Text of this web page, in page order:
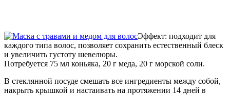
Эффект: подходит для
каждого типа волос, позволяет сохранить естественный блеск
и увеличить густоту шевелюры.
Потребуется 75 мл коньяка, 20 г меда, 20 г морской соли.
В стеклянной посуде смешать все ингредиенты между собой,
накрыть крышкой и настаивать на протяжении 14 дней в